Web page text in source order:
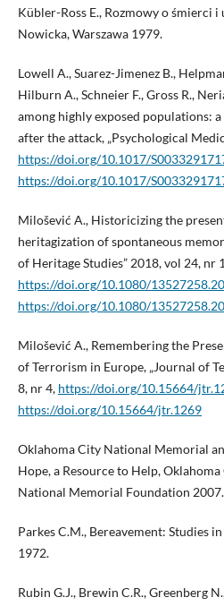
Kübler-Ross E., Rozmowy o śmierci
Nowicka, Warszawa 1979.
Lowell A., Suarez-Jimenez B.,
Hilburn A., Schneier F., Gross R.,
among highly exposed populations:
after the attack, „Psychological
https://doi.org/10.1017/
https://doi.org/10.1017/
Milošević A., Historicizing the
heritagization of spontaneous
of Heritage Studies” 2018, vol 24, nr
https://doi.org/10.1080/
https://doi.org/10.1080/
Milošević A., Remembering the
of Terrorism in Europe, „Journal of
8, nr 4, https://doi.org/10.15664/
https://doi.org/10.15664/jtr.1269
Oklahoma City National Memorial
Hope, a Resource to Help,
National Memorial Foundation 2007.
Parkes C.M., Bereavement: Studies
1972.
Rubin G.J., Brewin C.R., Greenberg